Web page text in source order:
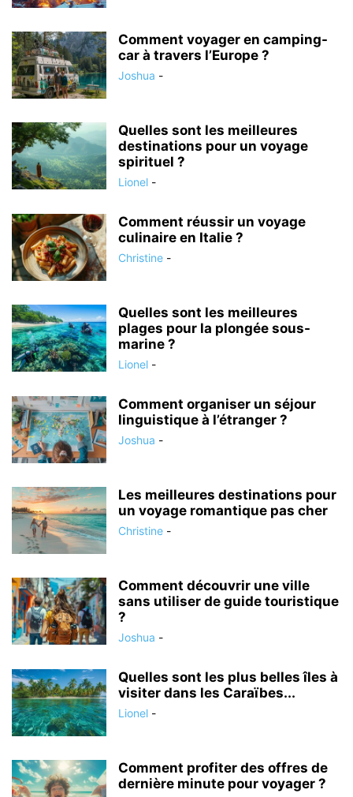
Comment voyager en camping-
car à travers l’Europe ?
Joshua -
Quelles sont les meilleures
destinations pour un voyage
spirituel ?
Lionel -
Comment réussir un voyage
culinaire en Italie ?
Christine -
Quelles sont les meilleures
plages pour la plongée sous-
marine ?
Lionel -
Comment organiser un séjour
linguistique à l’étranger ?
Joshua -
Les meilleures destinations pour
un voyage romantique pas cher
Christine -
Comment découvrir une ville
sans utiliser de guide touristique
?
Joshua -
Quelles sont les plus belles îles à
visiter dans les Caraïbes...
Lionel -
Comment profiter des offres de
dernière minute pour voyager ?